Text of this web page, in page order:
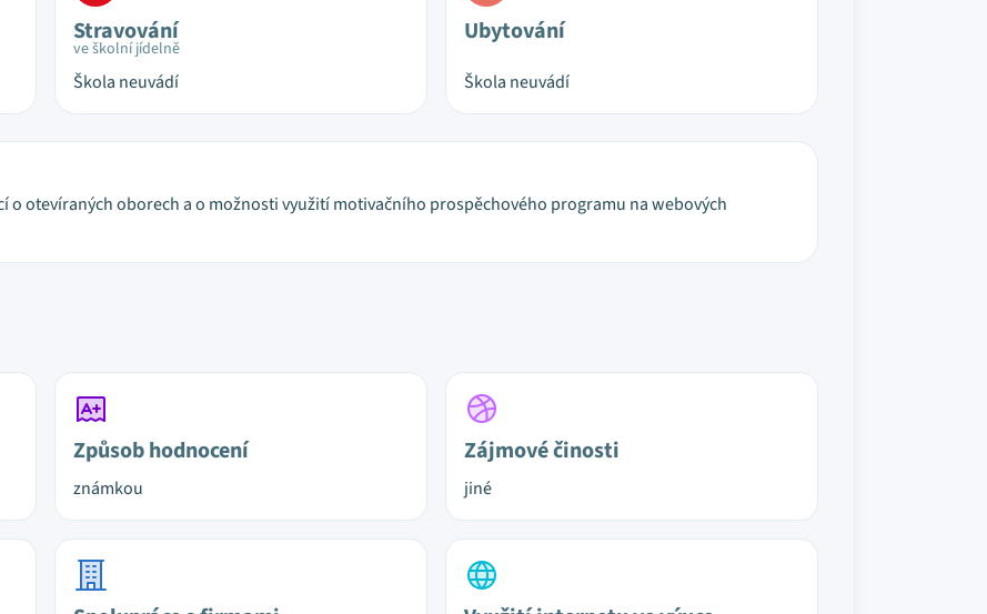
Stravování
ve školní jídelně
Škola neuvádí
Ubytování
Škola neuvádí
o otevíraných oborech a o možnosti využití motivačního prospěchového programu na webových
Způsob hodnocení
známkou
Zájmové činosti
jiné